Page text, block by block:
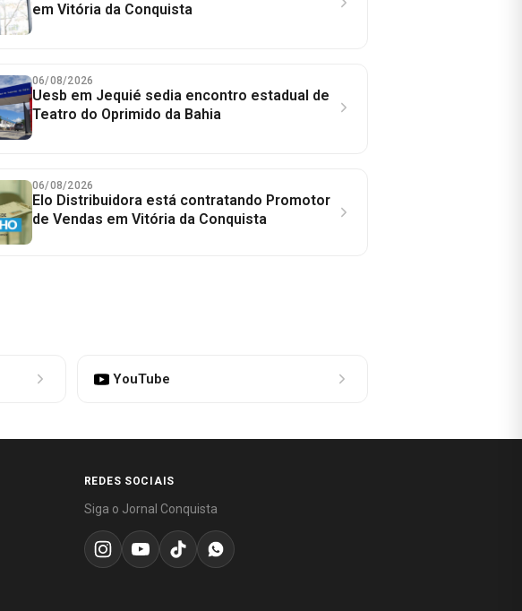
em Vitória da Conquista
06/08/2026
Uesb em Jequié sedia encontro estadual de
Teatro do Oprimido da Bahia
06/08/2026
Elo Distribuidora está contratando Promotor
de Vendas em Vitória da Conquista
YouTube
REDES SOCIAIS
Siga o Jornal Conquista